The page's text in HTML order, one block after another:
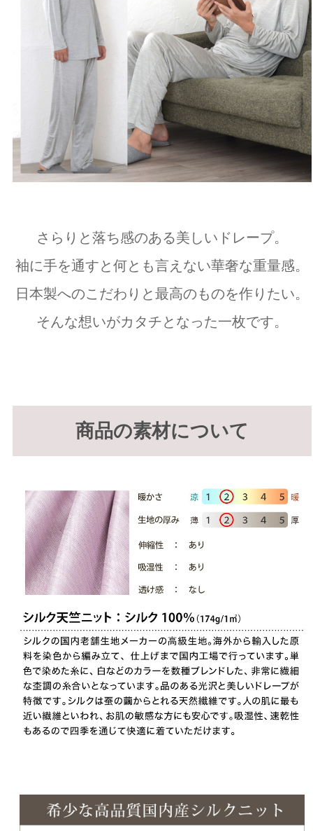
さらりと落ち感のある美しいドレープ。
袖に手を通すと何とも言えない華奢な重量感。
日本製へのこだわりと最高のものを作りたい。
そんな想いがカタチとなった一枚です。
商品の素材について